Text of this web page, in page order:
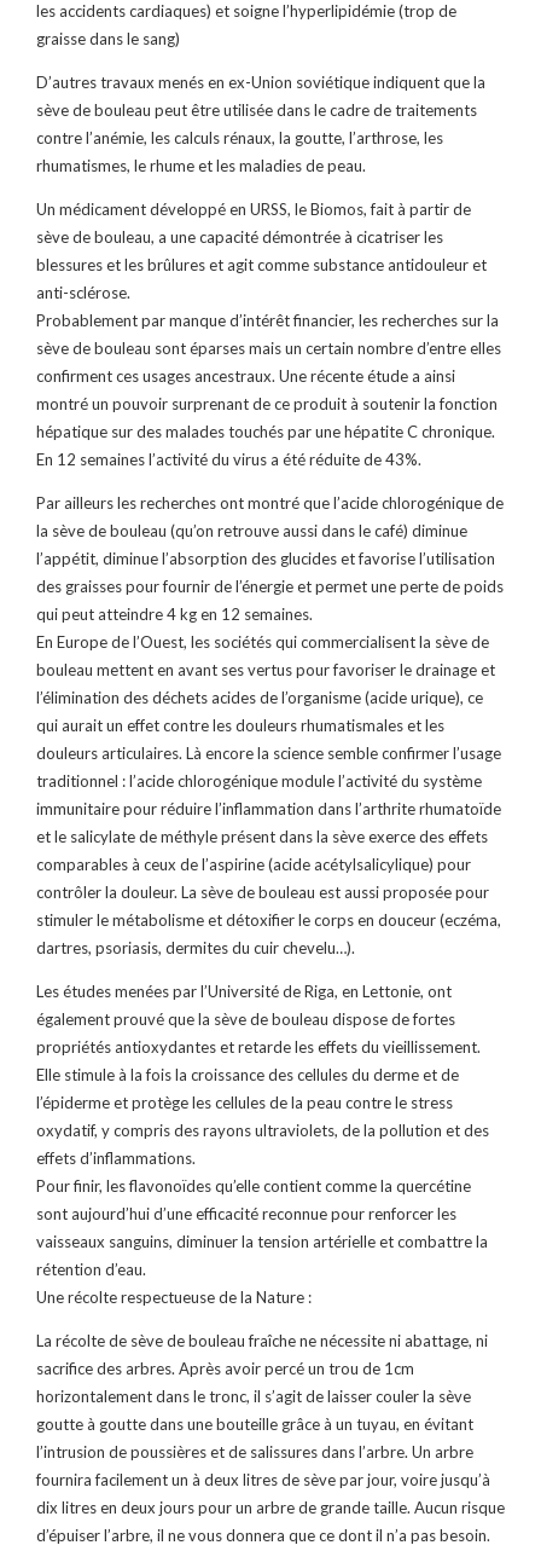
les accidents cardiaques) et soigne l’hyperlipidémie (trop de
graisse dans le sang)
D’autres travaux menés en ex-Union soviétique indiquent que la
sève de bouleau peut être utilisée dans le cadre de traitements
contre l’anémie, les calculs rénaux, la goutte, l’arthrose, les
rhumatismes, le rhume et les maladies de peau.
Un médicament développé en URSS, le Biomos, fait à partir de
sève de bouleau, a une capacité démontrée à cicatriser les
blessures et les brûlures et agit comme substance antidouleur et
anti-sclérose.
Probablement par manque d’intérêt financier, les recherches sur la
sève de bouleau sont éparses mais un certain nombre d’entre elles
confirment ces usages ancestraux. Une récente étude a ainsi
montré un pouvoir surprenant de ce produit à soutenir la fonction
hépatique sur des malades touchés par une hépatite C chronique.
En 12 semaines l’activité du virus a été réduite de 43%.
Par ailleurs les recherches ont montré que l’acide chlorogénique de
la sève de bouleau (qu’on retrouve aussi dans le café) diminue
l’appétit, diminue l’absorption des glucides et favorise l’utilisation
des graisses pour fournir de l’énergie et permet une perte de poids
qui peut atteindre 4 kg en 12 semaines.
En Europe de l’Ouest, les sociétés qui commercialisent la sève de
bouleau mettent en avant ses vertus pour favoriser le drainage et
l’élimination des déchets acides de l’organisme (acide urique), ce
qui aurait un effet contre les douleurs rhumatismales et les
douleurs articulaires. Là encore la science semble confirmer l’usage
traditionnel : l’acide chlorogénique module l’activité du système
immunitaire pour réduire l’inflammation dans l’arthrite rhumatoïde
et le salicylate de méthyle présent dans la sève exerce des effets
comparables à ceux de l’aspirine (acide acétylsalicylique) pour
contrôler la douleur. La sève de bouleau est aussi proposée pour
stimuler le métabolisme et détoxifier le corps en douceur (eczéma,
dartres, psoriasis, dermites du cuir chevelu…).
Les études menées par l’Université de Riga, en Lettonie, ont
également prouvé que la sève de bouleau dispose de fortes
propriétés antioxydantes et retarde les effets du vieillissement.
Elle stimule à la fois la croissance des cellules du derme et de
l’épiderme et protège les cellules de la peau contre le stress
oxydatif, y compris des rayons ultraviolets, de la pollution et des
effets d’inflammations.
Pour finir, les flavonoïdes qu’elle contient comme la quercétine
sont aujourd’hui d’une efficacité reconnue pour renforcer les
vaisseaux sanguins, diminuer la tension artérielle et combattre la
rétention d’eau.
Une récolte respectueuse de la Nature :
La récolte de sève de bouleau fraîche ne nécessite ni abattage, ni
sacrifice des arbres. Après avoir percé un trou de 1cm
horizontalement dans le tronc, il s’agit de laisser couler la sève
goutte à goutte dans une bouteille grâce à un tuyau, en évitant
l’intrusion de poussières et de salissures dans l’arbre. Un arbre
fournira facilement un à deux litres de sève par jour, voire jusqu’à
dix litres en deux jours pour un arbre de grande taille. Aucun risque
d’épuiser l’arbre, il ne vous donnera que ce dont il n’a pas besoin.